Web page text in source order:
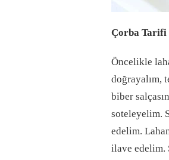
Çorba Tarifi
Öncelikle
doğrayalım,
biber
soteleyelim.
edelim.
ilave edelim.